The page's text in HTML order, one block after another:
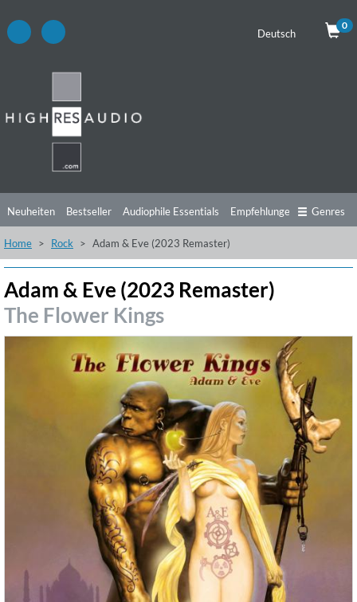
Deutsch
0
Neuheiten Bestseller Audiophile Essentials Empfehlungen
Hörtipps Top Alben Angebote Preorder Vorschau
Genres
Home Rock Adam & Eve (2023 Remaster)
Adam & Eve (2023 Remaster)
The Flower Kings